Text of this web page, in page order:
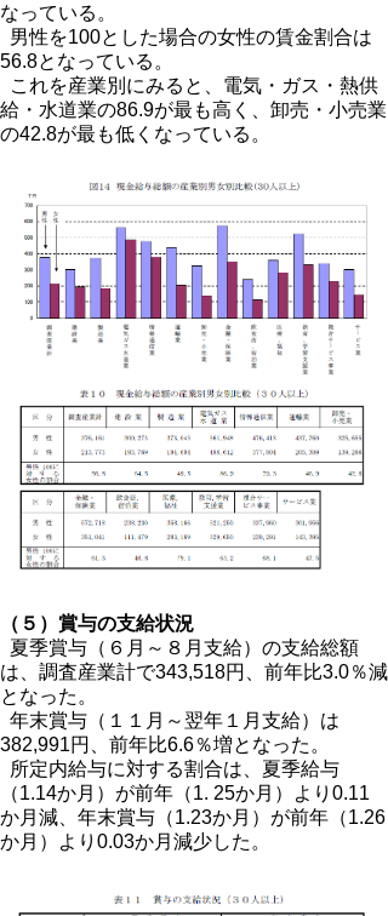
なっている。
男性を100とした場合の女性の賃金割合は
56.8となっている。
これを産業別にみると、電気・ガス・熱供
給・水道業の86.9が最も高く、卸売・小売業
の42.8が最も低くなっている。
（５）賞与の支給状況
夏季賞与（６月～８月支給）の支給総額
は、調査産業計で343,518円、前年比3.0％減
となった。
年末賞与（１１月～翌年１月支給）は
382,991円、前年比6.6％増となった。
所定内給与に対する割合は、夏季給与
（1.14か月）が前年（1. 25か月）より0.11
か月減、年末賞与（1.23か月）が前年（1.26
か月）より0.03か月減少した。